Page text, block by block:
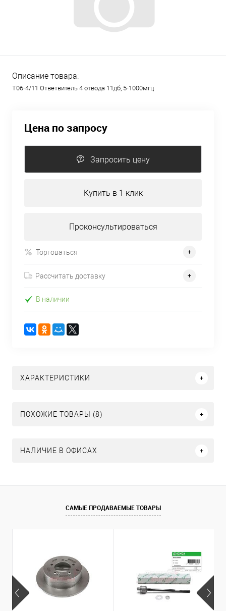
Описание товара:
T06-4/11 Ответвитель 4 отвода 11дб, 5-1000мгц
Цена по запросу
Запросить цену
Купить в 1 клик
Проконсультироваться
Торговаться
Рассчитать доставку
В наличии
ХАРАКТЕРИСТИКИ
ПОХОЖИЕ ТОВАРЫ (8)
НАЛИЧИЕ В ОФИСАХ
САМЫЕ ПРОДАВАЕМЫЕ ТОВАРЫ